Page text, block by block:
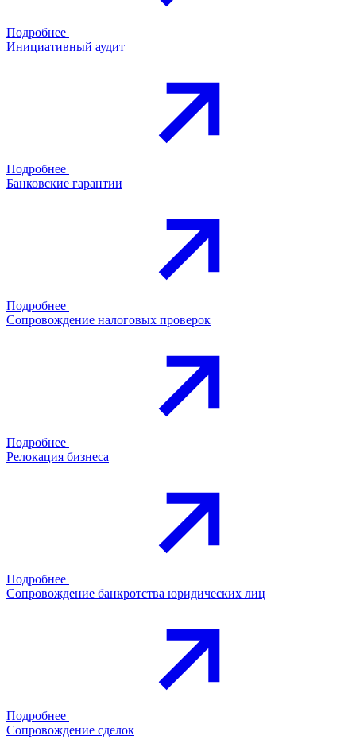
Подробнее
Инициативный аудит
Подробнее
Банковские гарантии
Подробнее
Сопровождение налоговых проверок
Подробнее
Релокация бизнеса
Подробнее
Сопровождение банкротства юридических лиц
Подробнее
Сопровождение сделок